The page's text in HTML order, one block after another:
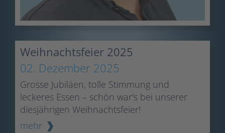
Weihnachtsfeier 2025
02. Dezember 2025
Grosse Jubiläen, tolle Stimmung und
leckeres Essen – schön war's bei unserer
diesjährigen Weihnachtsfeier!
mehr